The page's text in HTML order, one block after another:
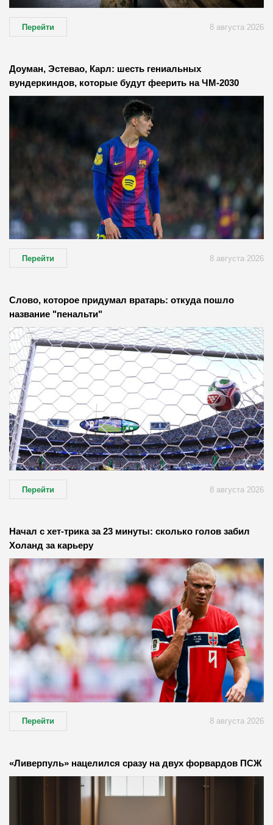
Перейти 8 августа 2026
Доуман, Эстевао, Карл: шесть гениальных
вундеркиндов, которые будут феерить на ЧМ-2030
Перейти 8 августа 2026
Слово, которое придумал вратарь: откуда пошло
название "пенальти"
Перейти 8 августа 2026
Начал с хет-трика за 23 минуты: сколько голов забил
Холанд за карьеру
Перейти 8 августа 2026
«Ливерпуль» нацелился сразу на двух форвардов ПСЖ